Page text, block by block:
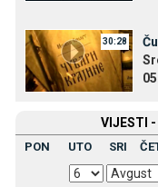
30:28
VIЈESTI -
PON UTO SRI